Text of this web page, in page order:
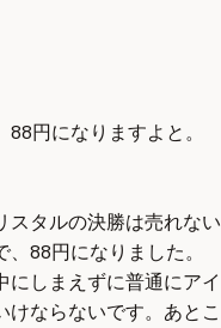
円になりますよと。
スタルの決勝は売れない
88円になりました。
しまえずに普通にアイ
けならないです。あとこ